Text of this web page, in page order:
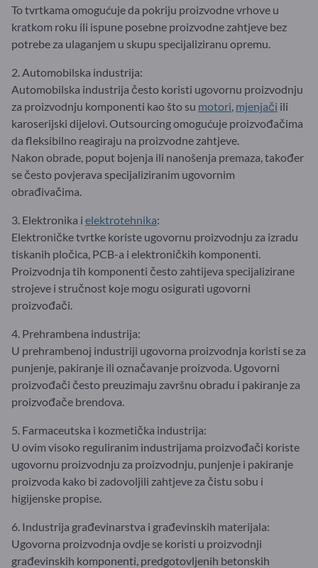
To tvrtkama omogućuje da pokriju proizvodne vrhove u
kratkom roku ili ispune posebne proizvodne zahtjeve bez
potrebe za ulaganjem u skupu specijaliziranu opremu.
2. Automobilska industrija:
Automobilska industrija često koristi ugovornu proizvodnju
za proizvodnju komponenti kao što su motori mjenjači ili
karoserijski dijelovi. Outsourcing omogućuje proizvođačima
da fleksibilno reagiraju na proizvodne zahtjeve.
Nakon obrade, poput bojenja ili nanošenja premaza, također
se često povjerava specijaliziranim ugovornim
obrađivačima.
3. Elektronika i elektrotehnika:
Elektroničke tvrtke koriste ugovornu proizvodnju za izradu
tiskanih pločica, PCB-a i elektroničkih komponenti.
Proizvodnja tih komponenti često zahtijeva specijalizirane
strojeve i stručnost koje mogu osigurati ugovorni
proizvođači.
4. Prehrambena industrija:
U prehrambenoj industriji ugovorna proizvodnja koristi se za
punjenje, pakiranje ili označavanje proizvoda. Ugovorni
proizvođači često preuzimaju završnu obradu i pakiranje za
proizvođače brendova.
5. Farmaceutska i kozmetička industrija:
U ovim visoko reguliranim industrijama proizvođači koriste
ugovornu proizvodnju za proizvodnju, punjenje i pakiranje
proizvoda kako bi zadovoljili zahtjeve za čistu sobu i
higijenske propise.
6. Industrija građevinarstva i građevinskih materijala:
Ugovorna proizvodnja ovdje se koristi u proizvodnji
građevinskih komponenti, predgotovljenih betonskih